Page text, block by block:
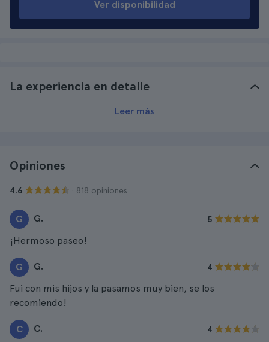
Ver disponibilidad
La experiencia en detalle
Leer más
Opiniones
4.6 · 818 opiniones
G G. 5
¡Hermoso paseo!
G G. 4
Fui con mis hijos y la pasamos muy bien, se los
recomiendo!
C C. 4